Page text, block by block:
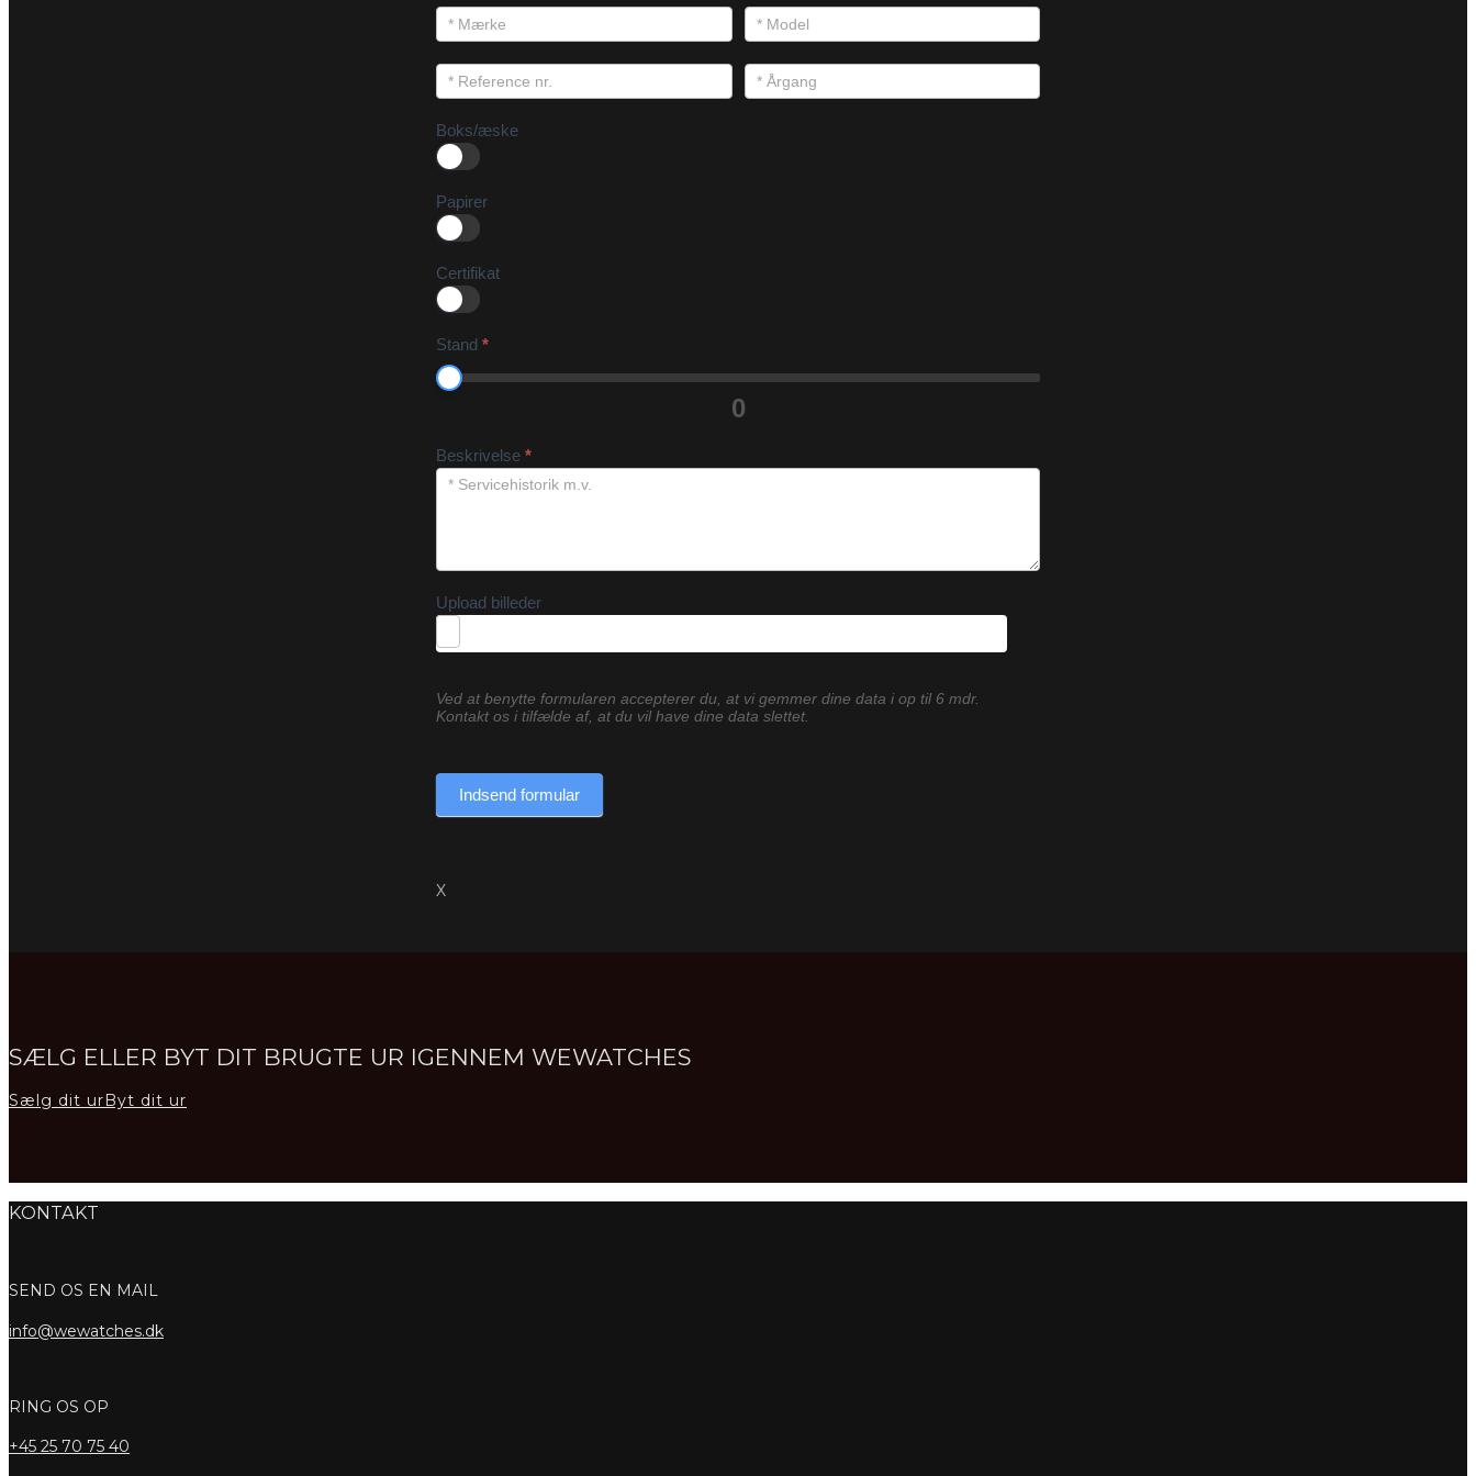
Boks/æske
Papirer
Certifikat
Stand *
0
Beskrivelse *
Upload billeder
Ved at benytte formularen accepterer du, at vi gemmer dine data i op til 6 mdr.
Kontakt os i tilfælde af, at du vil have dine data slettet.
Indsend formular
X
SÆLG ELLER BYT DIT BRUGTE UR IGENNEM WEWATCHES
Sælg dit urByt dit ur
KONTAKT
SEND OS EN MAIL
info@wewatches.dk
RING OS OP
+45 25 70 75 40